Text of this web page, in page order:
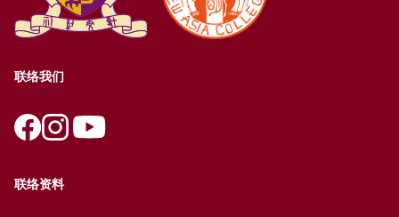
联络我们
联络资料